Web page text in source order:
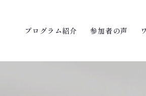
プログラム紹介 参加者の声